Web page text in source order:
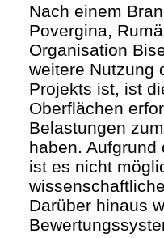
Nach einem
Povergina,
Organisation
weitere Nutzung
Projekts ist, ist
Oberflächen
Belastungen
haben.
ist es nicht
Darüber hinaus